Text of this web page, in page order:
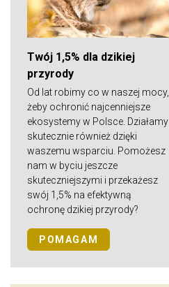
Twój 1,5% dla dzikiej
przyrody
Od lat robimy co w naszej mocy,
żeby ochronić najcenniejsze
ekosystemy w Polsce. Działamy
skutecznie również dzięki
waszemu wsparciu. Pomożesz
nam w byciu jeszcze
skuteczniejszymi i przekażesz
swój 1,5% na efektywną
ochronę dzikiej przyrody?
POMAGAM